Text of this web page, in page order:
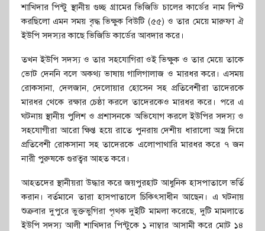
শাখিদার পিন্টু স্থানীয় গুচ্ছ গ্রামের ভিজিডি চালের কার্ডের নাম লিস্ট
করছিলো এমন সময় বৃদ্ধ ভিক্ষুক বিউটি (৫৫) ও তার মেয়ে মারুফা ঐ
ইউপি সদস্যর কাছে ভিজিডি কার্ডের আবদার করে।
তখন ইউপি সদস্য ও তার সহযোগিরা ওই ভিক্ষুক ও তার মেয়ে তাকে
ভোট দেননি বলে অকথ্য ভাষায় গালিগালাজ ও মারধর করে। এসময়
রোকসানা, দেলজান, দেলোয়ার হোসেন সহ প্রতিবেশীরা তাদেরকে
মারধর থেকে রক্ষার চেষ্ঠা করলে তাদেরকেও মারধর করে। পরে এ
ঘটনায় স্থানীয় পুলিশ ও প্রশাসনকে অভিযোগ করলে ইউপির সদস্য ও
সহযোগীরা আরো ক্ষিপ্ত হয়ে রাতে পুনরায় দেশীয় ধারালো অস্ত্র দিয়ে
প্রতিবেশী রোকসানা সহ তাদেরকে এলোপাথারি মারধর করে ৭ জন
নারী পুরুষকে গুরত্বর আহত করে।
আহতদের স্থানীয়রা উদ্ধার করে জয়পুরহাট আধুনিক হাসপাতালে ভর্তি
করান। বর্তমানে তারা হাসপাতালে চিকিৎসাধীন আছেন। এ ঘটনায়
শুক্রবার দুপুরে ভুক্তভুগিরা পৃথক দুইটি মামলা করেছে, দুটি মামলাতে
ইউপি সদস্য আলী শাখিদার পিন্টুকে ১ নাম্বার আসামী করে মোট ১৪